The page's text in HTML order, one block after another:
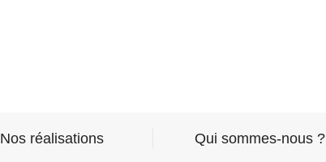
Nos réalisations Qui sommes-nous ?